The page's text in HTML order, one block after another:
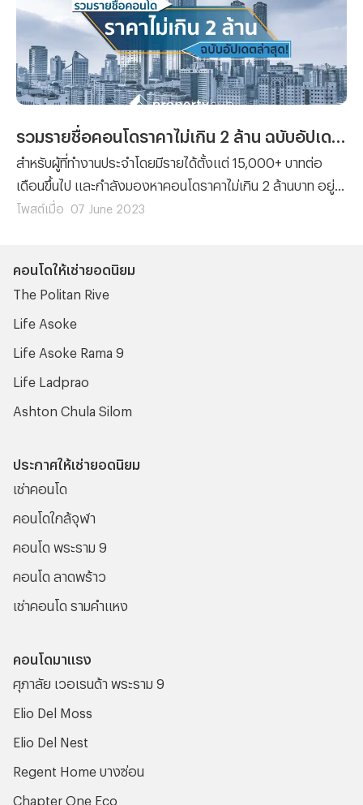
สำหรับผู้ที่ทำงานประจำโดยมีรายได้ตั้งแต่ 15,000+ บาทต่อ
เดือนขึ้นไป และกำลังมองหาคอนโดราคาไม่เกิน 2 ล้านบาท อยู่
บทความนี้ก็คงจะเป็นประโยชน์ให้กับคุณอย่างแน่นอน เพราะว่า
ของโครงการคอนโดไหนบ้างนั้น เราไปติดตามข้อมูลที่น่าสนใจนี้
พร้อมๆ กันเลย
โพสต์เมื่อ 07 June 2023
คอนโดให้เช่ายอดนิยม
The Politan Rive
Life Asoke
Life Asoke Rama 9
Life Ladprao
Ashton Chula Silom
ประกาศให้เช่ายอดนิยม
เช่าคอนโด
คอนโดใกล้จุฬา
คอนโด พระราม 9
คอนโด ลาดพร้าว
เช่าคอนโด รามคําแหง
คอนโดมาแรง
ศุภาลัย เวอเรนด้า พระราม 9
Elio Del Moss
Elio Del Nest
Regent Home บางซ่อน
Chapter One Eco